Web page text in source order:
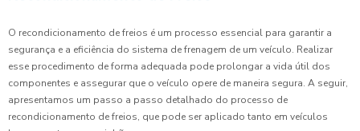
O recondicionamento de freios é um processo essencial para garantir a
segurança e a eficiência do sistema de frenagem de um veículo. Realizar
esse procedimento de forma adequada pode prolongar a vida útil dos
componentes e assegurar que o veículo opere de maneira segura. A seguir,
apresentamos um passo a passo detalhado do processo de
recondicionamento de freios, que pode ser aplicado tanto em veículos